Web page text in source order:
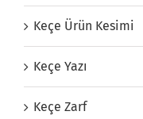
Keçe Ürün Kesimi
Keçe Yazı
Keçe Zarf